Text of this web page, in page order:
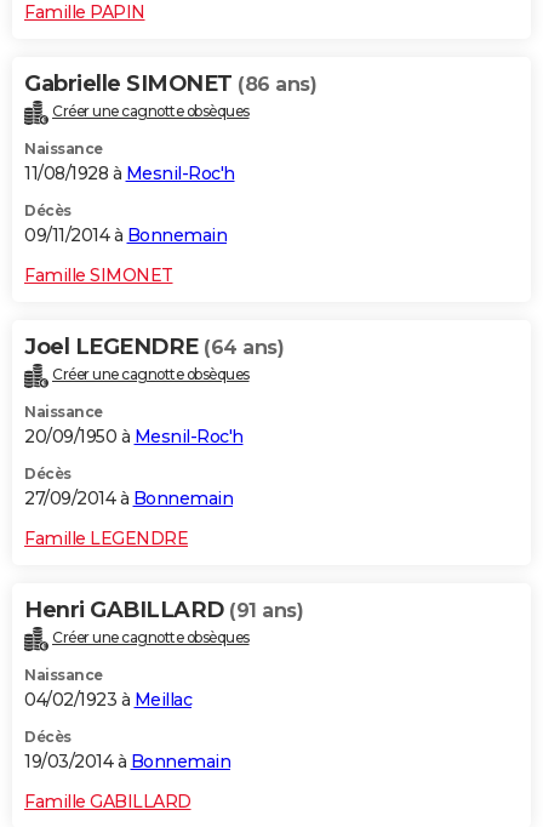
Famille PAPIN
Gabrielle SIMONET (86 ans)
Créer une cagnotte obsèques
Naissance
11/08/1928 à Mesnil-Roc'h
Décès
09/11/2014 à Bonnemain
Famille SIMONET
Joel LEGENDRE (64 ans)
Créer une cagnotte obsèques
Naissance
20/09/1950 à Mesnil-Roc'h
Décès
27/09/2014 à Bonnemain
Famille LEGENDRE
Henri GABILLARD (91 ans)
Créer une cagnotte obsèques
Naissance
04/02/1923 à Meillac
Décès
19/03/2014 à Bonnemain
Famille GABILLARD